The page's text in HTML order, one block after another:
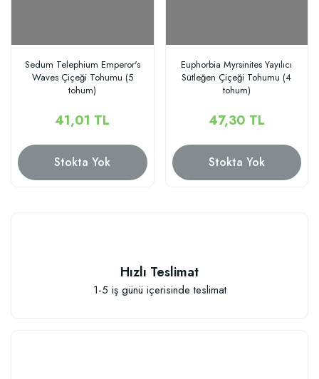
Sedum Telephium Emperor's
Waves Çiçeği Tohumu (5
tohum)
41,01 TL
Stokta Yok
Euphorbia Myrsinites Yayılıcı
Sütleğen Çiçeği Tohumu (4
tohum)
47,30 TL
Stokta Yok
Hızlı Teslimat
1-5 iş günü içerisinde teslimat